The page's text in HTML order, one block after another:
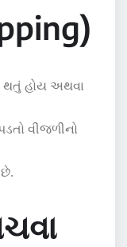
થતું હોય અથવા
વીજળીનો